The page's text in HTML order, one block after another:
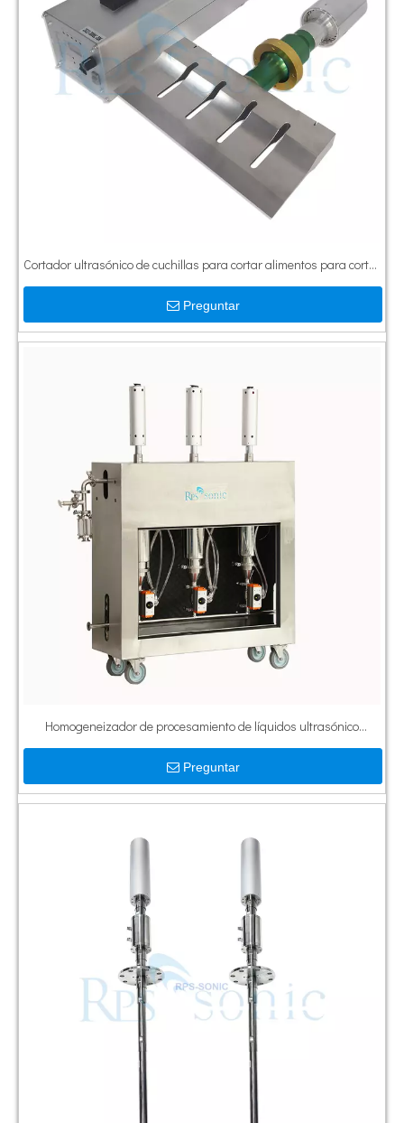
Cortador ultrasónico de cuchillas para cortar alimentos para cortar
pasteles y pan
Preguntar
Homogeneizador de procesamiento de líquidos ultrasónico
industrial para la extracción de polifenoles del té
Preguntar